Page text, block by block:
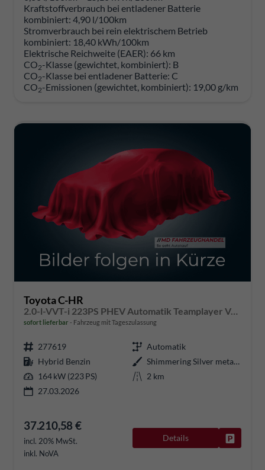
Kraftstoffverbrauch bei entladener Batterie
kombiniert: 4,90 l/100km
Stromverbrauch bei rein elektrischem Betrieb
kombiniert: 18,40 kWh/100km
Elektrische Reichweite (EAER): 66 km
CO2-Klasse (gewichtet, kombiniert): B
CO2-Klasse bei entladener Batterie: C
CO2-Emissionen (gewichtet, kombiniert): 19,00 g/km
Toyota C-HR
2.0-l-VVT-i 223PS PHEV Automatik Teamplayer Voll-LED elektr. Heckklappe Sitzheizung Lenkradheizung Klimaautomatik Navi Bluetooth wireless Apple CarPlay + Android Auto ACC PDC v+h Rückf.Kamera 18"LM vollelektr. Reichweite 66KM
sofort lieferbar Fahrzeug mit Tageszulassung
277619
Automatik
Hybrid Benzin
Shimmering Silver metallic
164 kW (223 PS)
2 km
27.03.2026
37.210,58 €
incl. 20% MwSt.
inkl. NoVA
Details